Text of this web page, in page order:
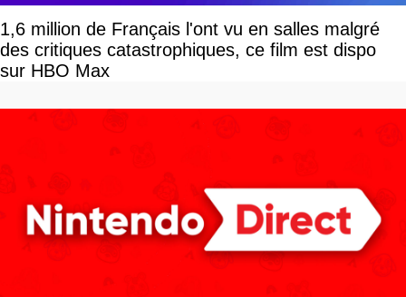
1,6 million de Français l'ont vu en salles malgré
des critiques catastrophiques, ce film est dispo
sur HBO Max